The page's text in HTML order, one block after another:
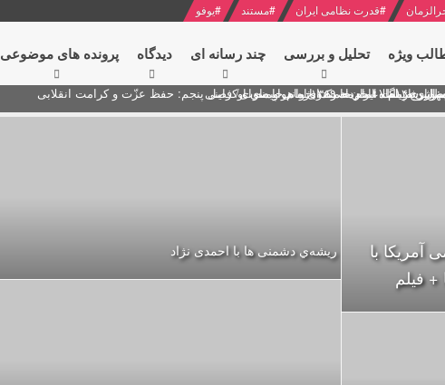
#قدرت نظامی ایران #مستند #یوفو
ویژه تحلیل و بررسی چند رسانه ای دیدگاه‌ پرونده های موضوعی
ارشد اطلاعات مصر درباره هواپیمای اوکراینی
از نگاه امام خامنه ای
به ملت ایران + نکته خوانی و صوت ۱۴۰۰
آمریکا با
فیلم
ریشه‌ي دشمنی ها با احمدی نژاد